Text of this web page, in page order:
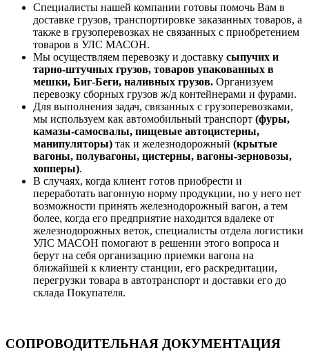
Специалисты нашей компании готовы помочь Вам в
доставке грузов, транспортировке заказанных товаров, а
также в грузоперевозках не связанных с приобретением
товаров в УЛС МАСОН.
Мы осуществляем перевозку и доставку сыпучих и
тарно-штучных грузов, товаров упакованных в
мешки, Биг-Беги, наливных грузов. Организуем
перевозку сборных грузов ж/д контейнерами и фурами.
Для выполнения задач, связанных с грузоперевозками,
мы используем как автомобильный транспорт (фуры,
камазы-самосвалы, пищевые автоцистерны,
манипуляторы) так и железнодорожный (крытые
вагоны, полувагоны, цистерны, вагоны-зерновозы,
хопперы).
В случаях, когда клиент готов приобрести и
переработать вагонную норму продукции, но у него нет
возможности принять железнодорожный вагон, а тем
более, когда его предприятие находится вдалеке от
железнодорожных веток, специалисты отдела логистики
УЛС МАСОН помогают в решении этого вопроса и
берут на себя организацию приемки вагона на
ближайшей к клиенту станции, его раскредитации,
перегрузки товара в автотранспорт и доставки его до
склада Покупателя.
СОПРОВОДИТЕЛЬНАЯ ДОКУМЕНТАЦИЯ